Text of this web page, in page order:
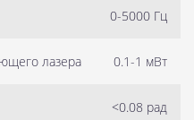
0-5000 Гц
лазера 0.1-1 мВт
<0.08 рад